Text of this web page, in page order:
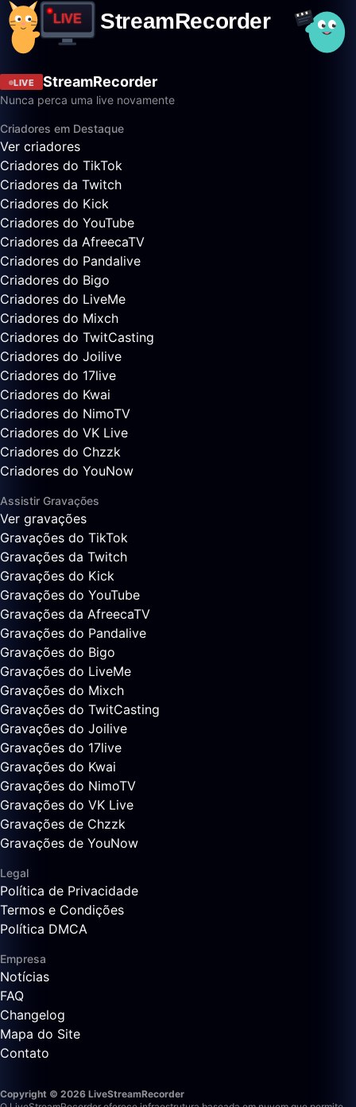
LIVE StreamRecorder
Nunca perca uma live novamente
Criadores em Destaque
Ver criadores
Criadores do TikTok
Criadores da Twitch
Criadores do Kick
Criadores do YouTube
Criadores da AfreecaTV
Criadores do Pandalive
Criadores do Bigo
Criadores do LiveMe
Criadores do Mixch
Criadores do TwitCasting
Criadores do Joilive
Criadores do 17live
Criadores do Kwai
Criadores do NimoTV
Criadores do VK Live
Criadores do Chzzk
Criadores do YouNow
Assistir Gravações
Ver gravações
Gravações do TikTok
Gravações da Twitch
Gravações do Kick
Gravações do YouTube
Gravações da AfreecaTV
Gravações do Pandalive
Gravações do Bigo
Gravações do LiveMe
Gravações do Mixch
Gravações do TwitCasting
Gravações do Joilive
Gravações do 17live
Gravações do Kwai
Gravações do NimoTV
Gravações do VK Live
Gravações de Chzzk
Gravações de YouNow
Legal
Política de Privacidade
Termos e Condições
Política DMCA
Empresa
Notícias
FAQ
Changelog
Mapa do Site
Contato
Copyright © 2026 LiveStreamRecorder